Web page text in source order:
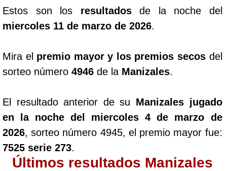
Estos son los resultadosde la noche del
miercoles 11 de marzo de 2026.
Mira el premio mayor y los premios secosdel
sorteo número 4946 de la Manizales.
El resultado anterior de su Manizales jugado
en la noche del miercoles 4 de marzo de
2026, sorteo número 4945, el premio mayor fue:
7525 serie 273.
Últimos resultados Manizales